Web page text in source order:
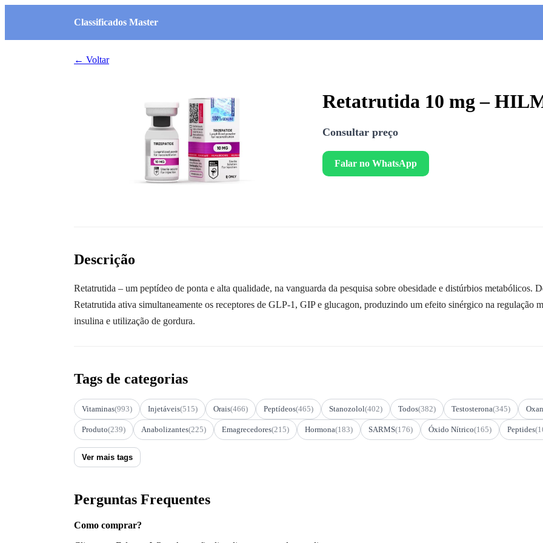
Classificados Master
← Voltar
Retatrutida 10 mg –
Consultar preço
Falar no WhatsApp
Descrição
Retatrutida – um peptídeo de ponta e alta qualidade, na vanguarda da pesquisa sobre obesidade e distúrbios metabólicos.
Retatrutida ativa simultaneamente os receptores de GLP-1, GIP e glucagon, produzindo um efeito sinérgico na regulação
insulina e utilização de gordura.
Tags de categorias
Vitaminas(993) Injetáveis(515) Orais(466) Peptídeos(465) Stanozolol(402) Todos(382) Testosterona(345)
Produto(239) Anabolizantes(225) Emagrecedores(215) Hormona(183) SARMS(176) Óxido Nítrico(165) Peptides
Ver mais tags
Perguntas Frequentes
Como comprar?